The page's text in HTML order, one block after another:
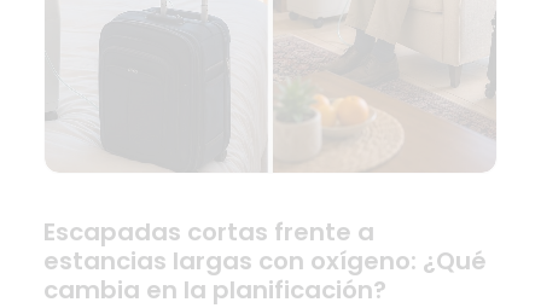
Escapadas cortas frente a
estancias largas con oxígeno: ¿Qué
cambia en la planificación?